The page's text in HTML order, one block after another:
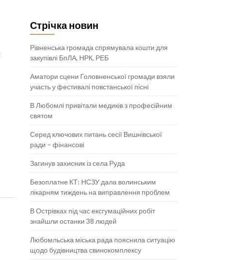
Стрічка новин
Рівненська громада спрямувала кошти для
закупівлі БпЛА, НРК, РЕБ
Аматори сцени Головненської громади взяли
участь у фестивалі повстанської пісні
В Любомлі привітали медиків з професійним
святом
Серед ключових питань сесії Вишнівської
ради – фінансові
Загинув захисник із села Руда
Безоплатне КТ: НСЗУ дала волинським
лікарням тиждень на виправлення проблем
В Острівках під час ексгумаційних робіт
знайшли останки 38 людей
Любомльська міська рада пояснила ситуацію
щодо будівництва свинокомплексу